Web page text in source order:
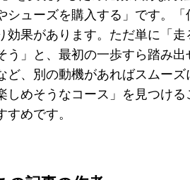
シューズを購入する」です。「
効果があります。ただ単に「
う」と、最初の一歩すら踏み出
、別の動機があればスムーズ
しめそうなコース」を見つける
めです。